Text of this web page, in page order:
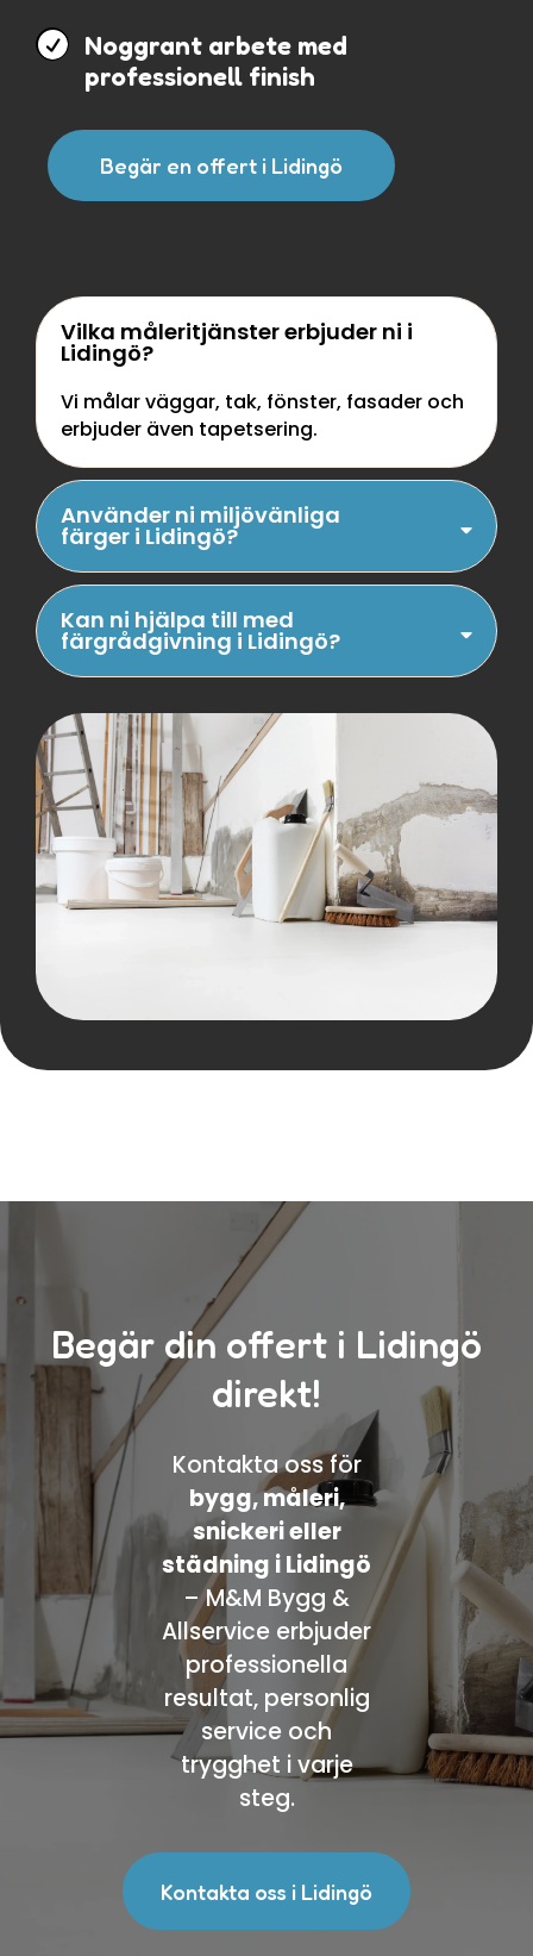
 Noggrant arbete med
professionell finish
Begär en offert i Lidingö
Vilka måleritjänster erbjuder ni i
Lidingö?
Vi målar väggar, tak, fönster, fasader och
erbjuder även tapetsering.
Använder ni miljövänliga
färger i Lidingö?
Kan ni hjälpa till med
färgrådgivning i Lidingö?
Begär din offert i Lidingö
direkt!
Kontakta oss för
bygg, måleri,
snickeri eller
städning i Lidingö
– M&M Bygg &
Allservice erbjuder
professionella
resultat, personlig
service och
trygghet i varje
steg.
Kontakta oss i Lidingö